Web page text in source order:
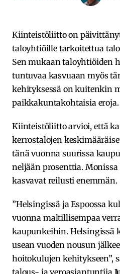
Kiinteistöliitto on
taloyhtiöille tarkoitettua
Sen mukaan taloyhtiöiden
tuntuvaa kasvuaan myös
kehityksessä on kuitenkin
paikkakuntakohtaisia eroja.
Kiinteistöliitto arvioi, että
kerrostalojen
tänä vuonna suurissa
neljään prosenttia.
kasvavat reilusti enemmän.
”Helsingissä ja Espoossa
vuonna maltillisempaa
kaupunkeihin. Helsingissä
usean vuoden nousun
hoitokulujen kehitykseen”,
talous- ja veroasiantuntija